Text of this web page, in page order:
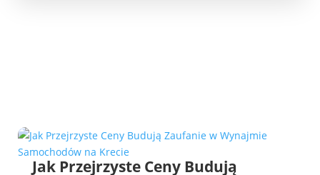
Jak Przejrzyste Ceny Budują